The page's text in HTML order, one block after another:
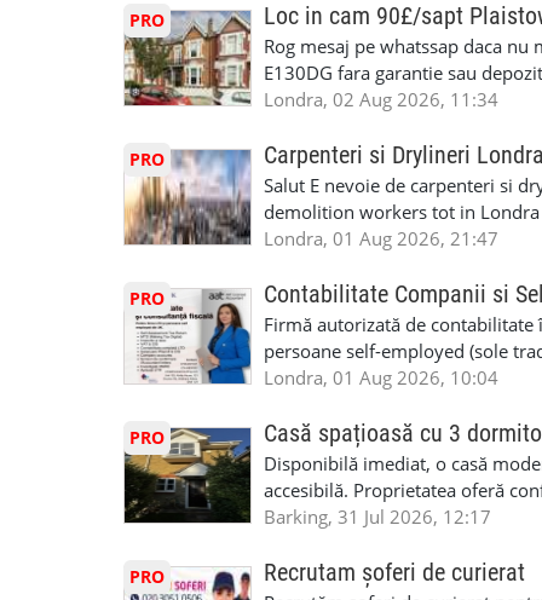
interioare • Permis de
(reprezintă un avantaj
performanță • £200 – £250 pe
posibilități reale de avansare •
oră pauză de masă) •
PRO Loc in cam 90£/sapt
Rog mesaj pe whatssap daca nu
E130DG fara garantie sau
fiecare pat beneficiaza de dulap
saptaminal fara garantie sau
de 1/sapt) -tel- 07440366084
Londra, 02 Aug 2026, 11:34
PRO Carpenteri si Drylineri Londra
Salut E nevoie de carpenteri si
demolition workers tot in
Londra, 01 Aug 2026, 21:47
PRO Contabilitate Companii si
Firmă autorizată de contabilitate
persoane self-employed (sole
închiriate (landlords) Serviciile
HMRC: PAYE / VAT / CIS ✔
Consultanță fiscală ✔ Declarații
Corporation Tax ✔ Company
planuri ✔ Cash-flow și previziuni
serviciile noastre? ✔ Suntem
ca tax agents ✔ Suntem
Londra, 01 Aug 2026, 10:04
PRO Casă spațioasă cu 3
Disponibilă imediat, o casă
accesibilă. Proprietatea oferă
sau pentru persoane care caută
disponibilă Locuință recent
Barking, 31 Jul 2026, 12:17
PRO Recrutam șoferi de curierat